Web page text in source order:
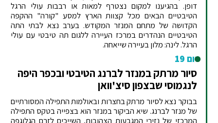
דופן. בהגיענו למקום נצטרף למאות או רבבות עולי הרגל
הטיבטיים הבאים מכל קצוות הארץ למסע "קורה" ההקפה
הקדושה של מתחם המנזר המקודש. בערב נצא לבתי התה
הטיבטיים הנהדרים במרכז העיירה ללגום תה טיבטי עם עולי
הרגל. לינה: מלון בעיירה שייאחה.
יום 19
סיור מרתק במנזר לברנג הטיבטי ובכפר היפה
לנגמוסי שבצפון סיצ'וואן
בבוקר נצא לסיור מרתק בחצרות ובאולמות התפילה המסורתיים
של מנזר לברנג. שיא הביקור במנזר הוא בצפייה בטקס התפילה
המרכזי של נזירי המגבעות הצהובות, השייכים לזרם הגלוגפה